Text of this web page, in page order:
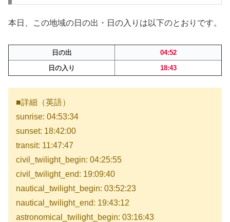
本日、この地域の日の出・日の入りは以下のとおりです。
日の出
04:52
日の入り
18:43
■詳細（英語）
sunrise: 04:53:34
sunset: 18:42:00
transit: 11:47:47
civil_twilight_begin: 04:25:55
civil_twilight_end: 19:09:40
nautical_twilight_begin: 03:52:23
nautical_twilight_end: 19:43:12
astronomical_twilight_begin: 03:16:43